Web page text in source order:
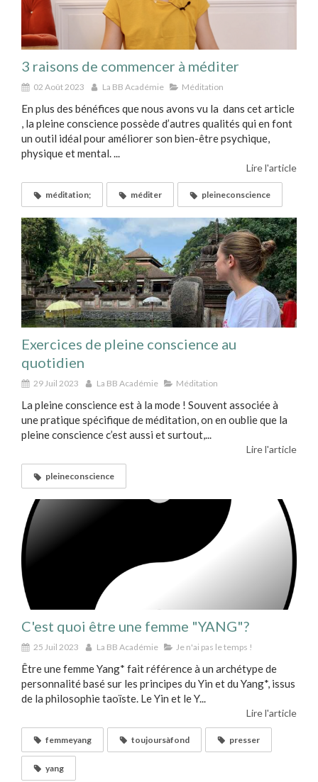
3 raisons de commencer à méditer
02 Août 2023 La BB Académie Méditation
En plus des bénéfices que nous avons vu la dans cet article
, la pleine conscience possède d’autres qualités qui en font
un outil idéal pour améliorer son bien-être psychique,
physique et mental. ...
Lire l'article
méditation; méditer pleineconscience
Exercices de pleine conscience au
quotidien
29 Juil 2023 La BB Académie Méditation
La pleine conscience est à la mode ! Souvent associée à
une pratique spécifique de méditation, on en oublie que la
pleine conscience c’est aussi et surtout,...
Lire l'article
pleineconscience
C'est quoi être une femme "YANG"?
25 Juil 2023 La BB Académie Je n'ai pas le temps !
Être une femme Yang* fait référence à un archétype de
personnalité basé sur les principes du Yin et du Yang*, issus
de la philosophie taoïste. Le Yin et le Y...
Lire l'article
femmeyang toujoursàfond presser
yang